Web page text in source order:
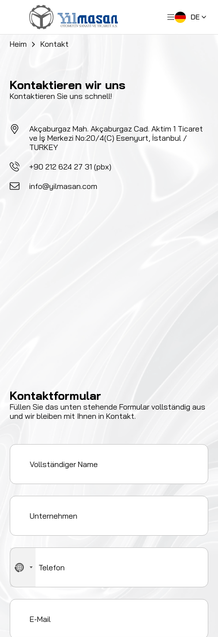
DE
Heim Kontakt
Kontaktieren wir uns
Kontaktieren Sie uns schnell!
Akçaburgaz Mah. Akçaburgaz Cad. Aktim 1 Ticaret
ve İş Merkezi No:20/4(C) Esenyurt, İstanbul /
TURKEY
+90 212 624 27 31 (pbx)
info@yilmasan.com
Kontaktformular
Füllen Sie das unten stehende Formular vollständig aus
und wir bleiben mit Ihnen in Kontakt.
No
selected